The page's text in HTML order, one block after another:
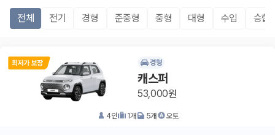
전체 전기 경형 준중형 중형 대형 수입 승합
경형
캐스퍼
53,000원
4인 1개 5개 오토